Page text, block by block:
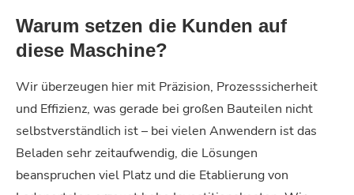
Warum setzen die Kunden auf
diese Maschine?
Wir überzeugen hier mit Präzision, Prozesssicherheit
und Effizienz, was gerade bei großen Bauteilen nicht
selbstverständlich ist – bei vielen Anwendern ist das
Beladen sehr zeitaufwendig, die Lösungen
beanspruchen viel Platz und die Etablierung von